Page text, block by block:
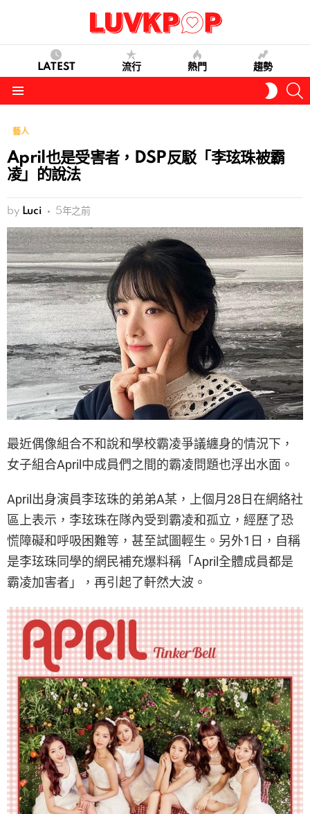
LATEST 流行 熱門 趨勢
SKIN
藝人
April也是受害者，DSP反駁「李玹珠被霸
凌」的說法
by Luci 5年之前
最近偶像組合不和說和學校霸凌爭議纏身的情況下，
女子組合April中成員們之間的霸凌問題也浮出水面。
April出身演員李玹珠的弟弟A某，上個月28日在網絡社
區上表示，李玹珠在隊內受到霸凌和孤立，經歷了恐
慌障礙和呼吸困難等，甚至試圖輕生。另外1日，自稱
是李玹珠同學的網民補充爆料稱「April全體成員都是
霸凌加害者」，再引起了軒然大波。